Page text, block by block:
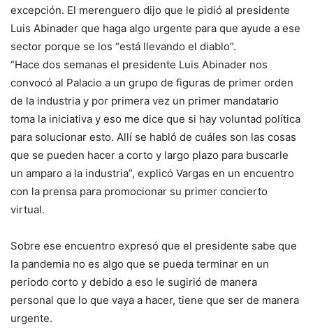
excepción. El merenguero dijo que le pidió al presidente
Luis Abinader que haga algo urgente para que ayude a ese
sector porque se los “está llevando el diablo”.
“Hace dos semanas el presidente Luis Abinader nos
convocó al Palacio a un grupo de figuras de primer orden
de la industria y por primera vez un primer mandatario
toma la iniciativa y eso me dice que si hay voluntad política
para solucionar esto. Allí se habló de cuáles son las cosas
que se pueden hacer a corto y largo plazo para buscarle
un amparo a la industria”, explicó Vargas en un encuentro
con la prensa para promocionar su primer concierto
virtual.
Sobre ese encuentro expresó que el presidente sabe que
la pandemia no es algo que se pueda terminar en un
periodo corto y debido a eso le sugirió de manera
personal que lo que vaya a hacer, tiene que ser de manera
urgente.